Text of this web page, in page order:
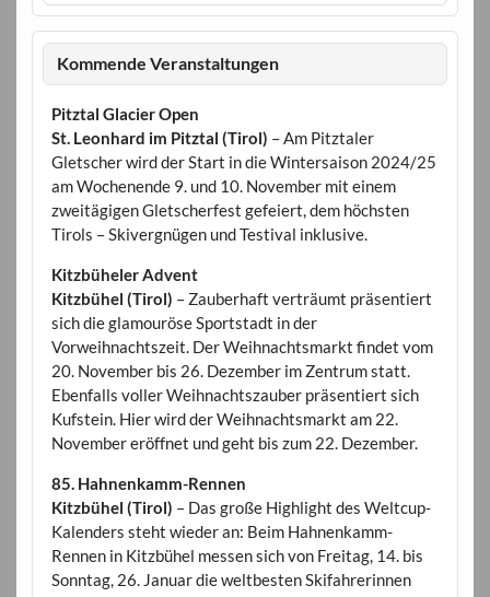
Kommende Veranstaltungen
Pitztal Glacier Open
St. Leonhard im Pitztal (Tirol) – Am Pitztaler
Gletscher wird der Start in die Wintersaison 2024/25
am Wochenende 9. und 10. November mit einem
zweitägigen Gletscherfest gefeiert, dem höchsten
Tirols – Skivergnügen und Testival inklusive.
Kitzbüheler Advent
Kitzbühel (Tirol) – Zauberhaft verträumt präsentiert
sich die glamouröse Sportstadt in der
Vorweihnachtszeit. Der Weihnachtsmarkt findet vom
20. November bis 26. Dezember im Zentrum statt.
Ebenfalls voller Weihnachtszauber präsentiert sich
Kufstein. Hier wird der Weihnachtsmarkt am 22.
November eröffnet und geht bis zum 22. Dezember.
85. Hahnenkamm-Rennen
Kitzbühel (Tirol) – Das große Highlight des Weltcup-
Kalenders steht wieder an: Beim Hahnenkamm-
Rennen in Kitzbühel messen sich von Freitag, 14. bis
Sonntag, 26. Januar die weltbesten Skifahrerinnen